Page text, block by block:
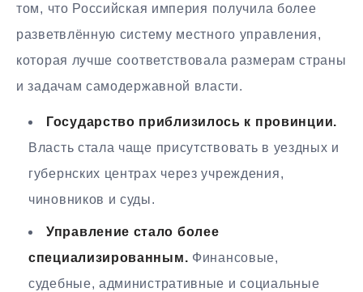
том, что Российская империя получила более
разветвлённую систему местного управления,
которая лучше соответствовала размерам страны
и задачам самодержавной власти.
Государство приблизилось к провинции.
Власть стала чаще присутствовать в уездных и
губернских центрах через учреждения,
чиновников и суды.
Управление стало более
специализированным. Финансовые,
судебные, административные и социальные